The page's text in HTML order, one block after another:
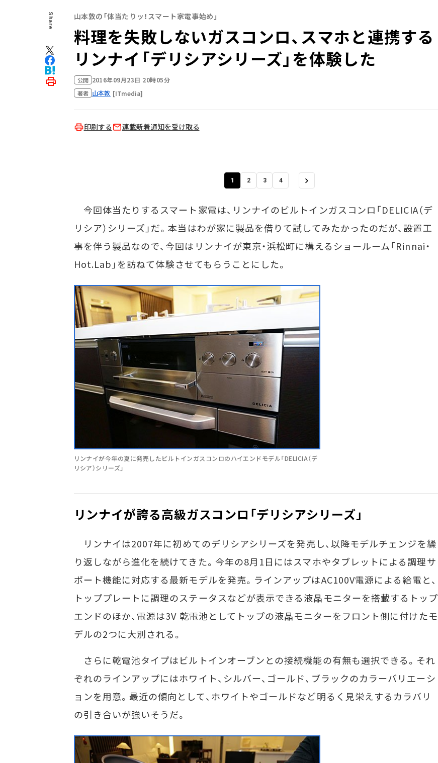
Share 山本敦の「体当たりッ！スマート家電事始め」
料理を失敗しないガスコンロ、スマホと連携する
リンナイ「デリシアシリーズ」を体験した
公開 2016年09月23日 20時05分
著者 山本敦 [ITmedia]
印刷する 連載新着通知を受け取る
1 2 3 4
今回体当たりするスマート家電は、リンナイのビルトインガスコンロ「DELICIA（デ
リシア）シリーズ」だ。本当はわが家に製品を借りて試してみたかったのだが、設置工
事を伴う製品なので、今回はリンナイが東京・浜松町に構えるショールーム「Rinnai・
Hot.Lab」を訪ねて体験させてもらうことにした。
リンナイが今年の夏に発売したビルトインガスコンロのハイエンドモデル「DELICIA（デ
リシア）シリーズ」
リンナイが誇る高級ガスコンロ「デリシアシリーズ」
リンナイは2007年に初めてのデリシアシリーズを発売し、以降モデルチェンジを繰
り返しながら進化を続けてきた。今年の8月1日にはスマホやタブレットによる調理サ
ポート機能に対応する最新モデルを発売。ラインアップはAC100V電源による給電と、
トッププレートに調理のステータスなどが表示できる液晶モニターを搭載するトップ
エンドのほか、電源は3V 乾電池としてトップの液晶モニターをフロント側に付けたモ
デルの2つに大別される。
さらに乾電池タイプはビルトインオーブンとの接続機能の有無も選択できる。それ
ぞれのラインアップにはホワイト、シルバー、ゴールド、ブラックのカラーバリエーシ
ョンを用意。最近の傾向として、ホワイトやゴールドなど明るく見栄えするカラバリ
の引き合いが強いそうだ。